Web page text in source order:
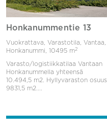
Honkanummentie 13
Vuokrattava, Varastotila, Vantaa,
Honkanummi, 10495 m2
Varasto/logistiikkatilaa Vantaan
Honkanummella yhteensä
10.494,5 m2. Hyllyvaraston osuus
9831,5 m2....